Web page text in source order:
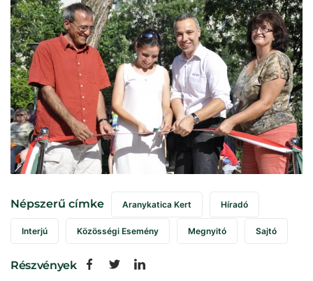
Népszerű címke Aranykatica Kert Híradó
Interjú Közösségi Esemény Megnyitó Sajtó
Részvények